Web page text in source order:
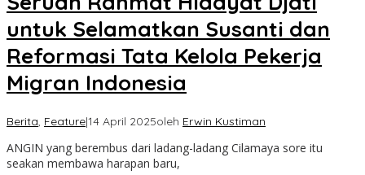
untuk Selamatkan Susanti dan
Reformasi Tata Kelola Pekerja
Migran Indonesia
Berita Feature|14 April 2025oleh Erwin Kustiman
ANGIN yang berembus dari ladang-ladang Cilamaya sore itu
seakan membawa harapan baru,